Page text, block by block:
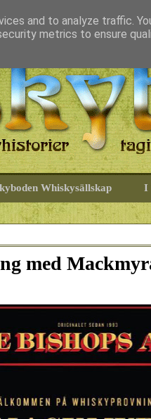
Whiskysällskap I
med
and to analyze traffic.
metrics to ensure